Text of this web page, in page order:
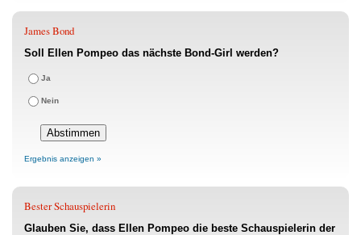
James Bond
Soll Ellen Pompeo das nächste Bond-Girl werden?
Ja
Nein
Ergebnis anzeigen »
Bester Schauspielerin
Glauben Sie, dass Ellen Pompeo die beste Schauspielerin der